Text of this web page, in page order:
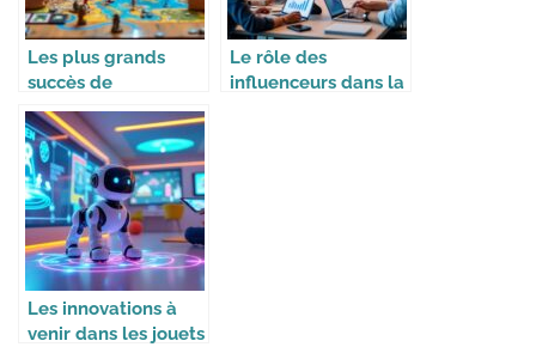
Les plus grands
succès de
Kickstarter dans le
jeu de société
Le rôle des
influenceurs dans la
Les innovations à
venir dans les jouets